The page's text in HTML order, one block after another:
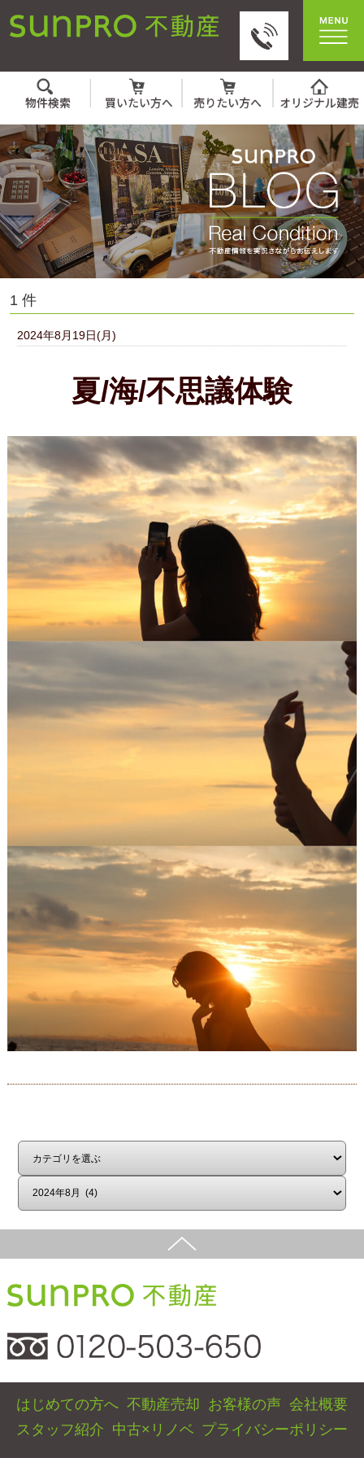
1 件
2024年8月19日(月)
夏/海/不思議体験
はじめての方へ 不動産売却 お客様の声 会社概要
スタッフ紹介 中古×リノベ
Copyright©サンプロ不動産株式会社 co.,ltd All rights reserverd.